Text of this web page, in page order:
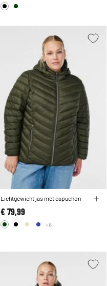
Lichtgewicht jas met capuchon
€ 79,99
+6